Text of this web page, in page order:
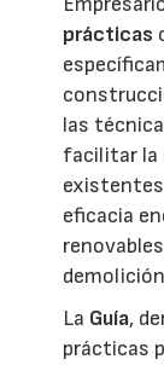
prácticas
las
facilitar la
existentes
eficacia
La Guía,
prácticas